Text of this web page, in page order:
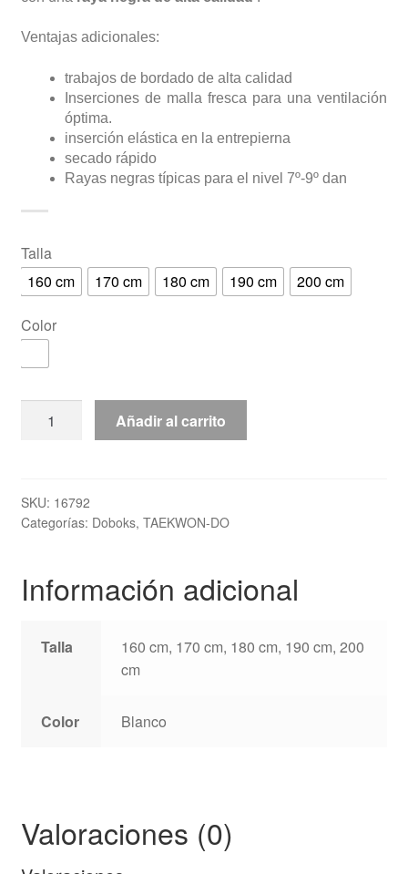
Ventajas adicionales:
trabajos de bordado de alta calidad
Inserciones de malla fresca para una ventilación
óptima.
inserción elástica en la entrepierna
secado rápido
Rayas negras típicas para el nivel 7º-9º dan
Talla
160 cm
170 cm 180 cm 190 cm 200 cm
Color
Taekwon-
Approved
"GOLD"
Dan
cantidad
Añadir al carrito
SKU: 16792
Categorías: Doboks, TAEKWON-DO
Información adicional
Talla
160 cm, 170 cm, 180 cm, 190 cm, 200
cm
Color Blanco
Valoraciones (0)